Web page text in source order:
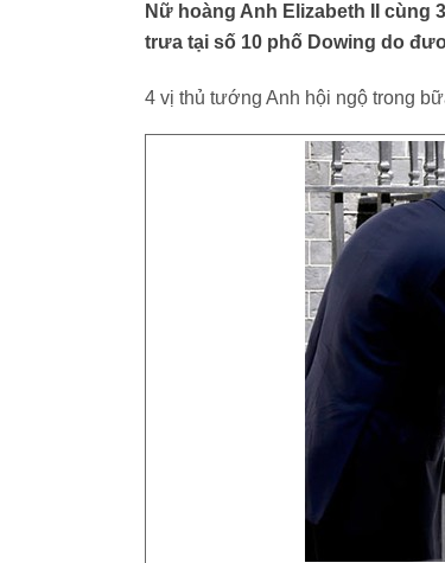
Nữ hoàng Anh Elizabeth II
trưa tại số 10 phố Dowing do
4 vị thủ tướng Anh hội ngộ trong